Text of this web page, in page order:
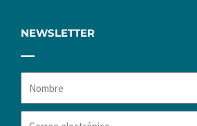
NEWSLETTER
Nombre
Correo